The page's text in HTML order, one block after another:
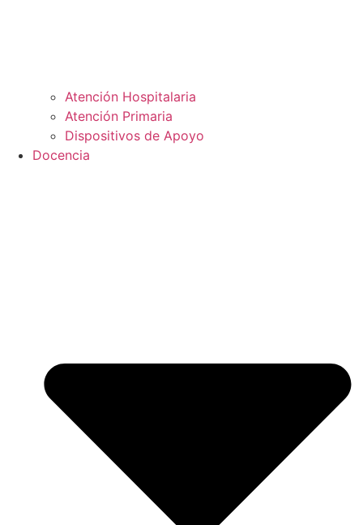
Atención Hospitalaria
Atención Primaria
Dispositivos de Apoyo
Docencia